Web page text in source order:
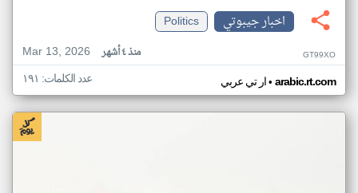
اخبار جيبوتي
Politics
Mar 13, 2026
منذ ٤ أشهر GT99XO
ار تي عربي• arabic.rt.com عدد الكلمات: ١٩١